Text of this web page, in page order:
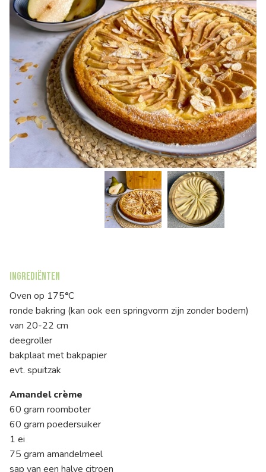
Ingrediënten
Oven op 175°C
ronde bakring (kan ook een springvorm zijn zonder bodem)
van 20-22 cm
deegroller
bakplaat met bakpapier
evt. spuitzak
Amandel crème
60 gram roomboter
60 gram poedersuiker
1 ei
75 gram amandelmeel
sap van een halve citroen